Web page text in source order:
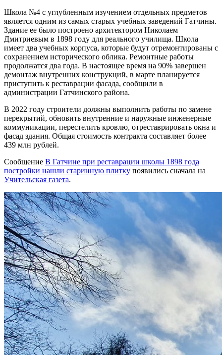
Школа №4 с углубленным изучением отдельных предметов
является одним из самых старых учебных заведений Гатчины.
Здание ее было построено архитектором Николаем
Дмитриевым в 1898 году для реального училища. Школа
имеет два учебных корпуса, которые будут отремонтированы с
сохранением исторического облика. Ремонтные работы
продолжатся два года. В настоящее время на 90% завершен
демонтаж внутренних конструкций, в марте планируется
приступить к реставрации фасада, сообщили в
администрации Гатчинского района.
В 2022 году строители должны выполнить работы по замене
перекрытий, обновить внутренние и наружные инженерные
коммуникации, перестелить кровлю, отреставрировать окна и
фасад здания. Общая стоимость контракта составляет более
439 млн рублей.
Сообщение В Гатчине при реставрации школы 1898 года
постройки нашли старинную плитку появились сначала на
Учительская газета.